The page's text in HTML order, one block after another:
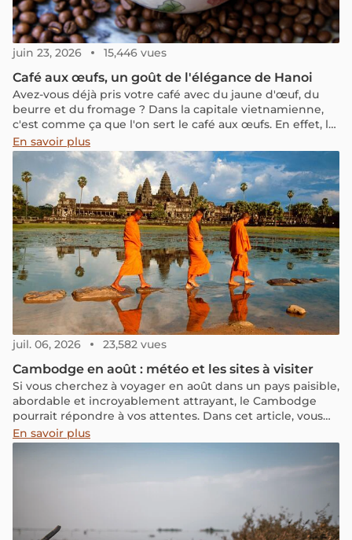
juin 23, 2026 15,446 vues
Café aux œufs, un goût de l'élégance de Hanoi
Avez-vous déjà pris votre café avec du jaune d'œuf, du
beurre et du fromage ? Dans la capitale vietnamienne,
c'est comme ça que l'on sert le café aux œufs. En effet, le
Vietnam n’est pas seulement célèbre pour ses grains de
café qualitatifs mais aussi pour la façon de le déguster.
En savoir plus
juil. 06, 2026 23,582 vues
Cambodge en août : météo et les sites à visiter
Si vous cherchez à voyager en août dans un pays paisible,
abordable et incroyablement attrayant, le Cambodge
pourrait répondre à vos attentes. Dans cet article, vous
trouverez toutes les informations authentiques et variées
sur le Cambodge en août, et nous explorerons ensemble
En savoir plus